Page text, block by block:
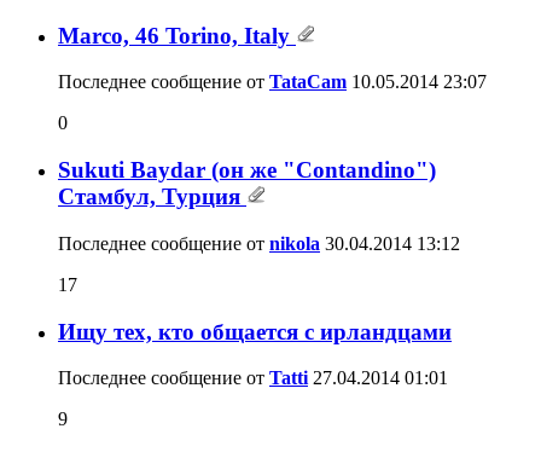
Marco, 46 Torino, Italy
Последнее сообщение от TataCam 10.05.2014 23:07
0
Sukuti Baydar (он же "Contandino")
Стамбул, Турция
Последнее сообщение от nikola 30.04.2014 13:12
17
Ищу тех, кто общается с ирландцами
Последнее сообщение от Tatti 27.04.2014 01:01
9